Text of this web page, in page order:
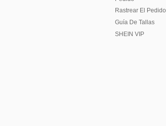
Rastrear El Pedido
Guía De Tallas
SHEIN VIP